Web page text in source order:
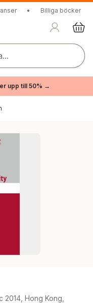
• Billiga böcker
upp till 50% →
Hong Kong,